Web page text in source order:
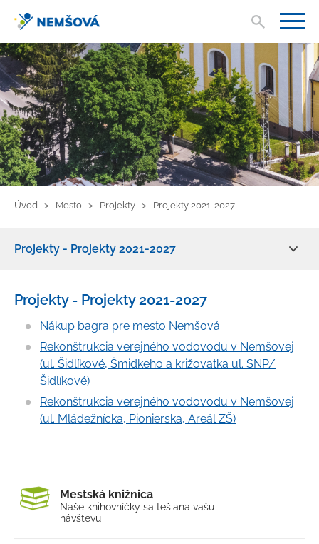
Úvod Mesto Projekty Projekty 2021-2027
Projekty - Projekty 2021-2027
O meste
Kultúra a šport
Ubytovanie a stravovanie
Strategické dokumenty
Územný plán mesta
Mestský rozhlas
Odpadové hospodárstvo
Projekty - Projekty 2021-2027
Nákup bagra pre mesto Nemšová
Rekonštrukcia verejného vodovodu v Nemšovej
(ul. Šidlíkové, Šmidkeho a križovatka ul. SNP/
Šidlíkové)
Rekonštrukcia verejného vodovodu v Nemšovej
(ul. Mládežnícka, Pionierska, Areál ZŠ)
Mestská knižnica
Naše knihovníčky sa tešiana vašu
návštevu